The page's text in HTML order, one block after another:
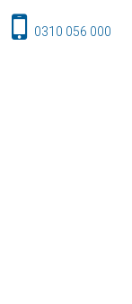
0310 056 000